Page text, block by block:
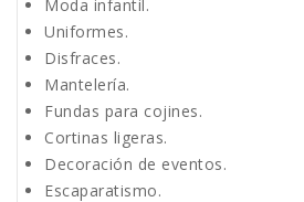
Moda infantil.
Uniformes.
Disfraces.
Mantelería.
Fundas para cojines.
Cortinas ligeras.
Decoración de eventos.
Escaparatismo.